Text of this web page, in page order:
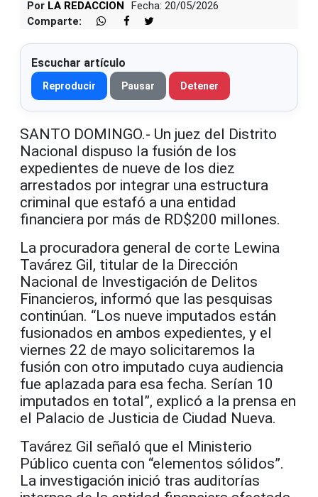
Por LA REDACCION
Fecha: 20/05/2026
Comparte:
Escuchar artículo
Reproducir Pausar Detener
SANTO DOMINGO.- Un juez del Distrito
Nacional dispuso la fusión de los
expedientes de nueve de los diez
arrestados por integrar una estructura
criminal que estafó a una entidad
financiera por más de RD$200 millones.
La procuradora general de corte Lewina
Tavárez Gil, titular de la Dirección
Nacional de Investigación de Delitos
Financieros, informó que las pesquisas
continúan. “Los nueve imputados están
fusionados en ambos expedientes, y el
viernes 22 de mayo solicitaremos la
fusión con otro imputado cuya audiencia
fue aplazada para esa fecha. Serían 10
imputados en total”, explicó a la prensa en
el Palacio de Justicia de Ciudad Nueva.
Tavárez Gil señaló que el Ministerio
Público cuenta con “elementos sólidos”.
La investigación inició tras auditorías